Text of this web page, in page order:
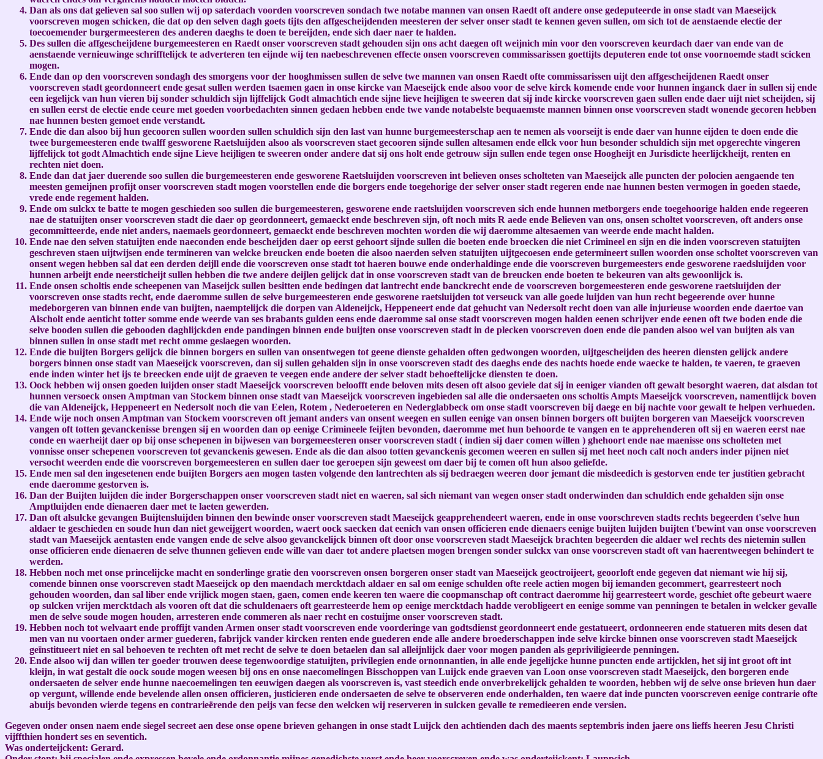
Dan als ons dat gelieven sal soo sullen wij op saterdach voorden voorscreven sondach twe notabe mannen van onsen Raedt oft andere onse gedeputeerde in onse stadt van Maeseijck
voorscreven mogen schicken, die dat op den selven dagh goets tijts den affgescheijdenden meesteren der selver onser stadt te kennen geven sullen, om sich tot de aenstaende electie der
toecoemender burgermeesteren des anderen daeghs te doen te bereijden, ende sich daer naer te halden.
Des sullen die affgescheijdene burgemeesteren en Raedt onser voorscreven stadt gehouden sijn ons acht daegen oft weijnich min voor den voorscreven keurdach daer van ende van de
aenstaende vernieuwinge schrifftelijck te adverteren ten eijnde wij ten naebeschrevenen effecte onsen voorscreven commissarissen goettijts deputeren ende tot onse voornoemde stadt scicken
mogen.
Ende dan op den voorscreven sondagh des smorgens voor der hooghmissen sullen de selve twe mannen van onsen Raedt ofte commissarissen uijt den affgescheijdenen Raedt onser
voorscreven stadt geordonneert ende gesat sullen werden tsaemen gaen in onse kircke van Maeseijck ende alsoo voor de selve kirck komende ende voor hunnen inganck daer in sullen sij ende
een iegelijck van hun vieren bij sonder schuldich sijn lijffelijck Godt almachtich ende sijne lieve heijligen te sweeren dat sij inde kircke voorscreven gaen sullen ende daer uijt niet scheijden, sij
en sullen eerst de electie ende ceure met goeden voorbedachten sinnen gedaen hebben ende twe vande notabelste bequaemste mannen binnen onse voorscreven stadt wonende gecoren hebben
nae hunnen besten gemoet ende verstandt.
Ende die dan alsoo bij hun gecooren sullen woorden sullen schuldich sijn den last van hunne burgemeesterschap aen te nemen als voorseijt is ende daer van hunne eijden te doen ende die
twee burgemeesteren ende twalff gesworene Raetsluijden alsoo als voorscreven staet gecooren sijnde sullen altesamen ende ellck voor hun besonder schuldich sijn met opgerechte vingeren
lijffelijck tot godt Almachtich ende sijne Lieve heijligen te sweeren onder andere dat sij ons holt ende getrouw sijn sullen ende tegen onse Hoogheijt en Jurisdicte heerlijckheijt, renten en
rechten niet doen.
Ende dan dat jaer duerende soo sullen die burgemeesteren ende gesworene Raetsluijden voorscreven int believen onses scholteten van Maeseijck alle puncten der polocien aengaende ten
meesten gemeijnen profijt onser voorscreven stadt mogen voorstellen ende die borgers ende toegehorige der selver onser stadt regeren ende nae hunnen besten vermogen in goeden staede,
vrede ende regement halden.
Ende om sulckx te batte te mogen geschieden soo sullen die burgemeesteren, gesworene ende raetsluijden voorscreven sich ende hunnen metborgers ende toegehoorige halden ende regeeren
nae de statuijten onser voorscreven stadt die daer op geordonneert, gemaeckt ende beschreven sijn, oft noch mits R aede ende Believen van ons, onsen scholtet voorscreven, oft anders onse
gecommitteerde, ende niet anders, naemaels geordonneert, gemaeckt ende beschreven mochten worden die wij daeromme altesaemen van weerde ende macht halden.
Ende nae den selven statuijten ende naeconden ende bescheijden daer op eerst gehoort sijnde sullen die boeten ende broecken die niet Crimineel en sijn en die inden voorscreven statuijten
geschreven staen uijtwijsen ende termineren van welcke breucken ende boeten die alsoo naerden selven statuijten uijtgecoesen ende getermineert sullen woorden onse scholtet voorscreven van
onsent wegen hebben sal dat een derden deijll ende die voorscreven onse stadt tot haeren bouwe ende onderhaldinge ende die voorscreven burgemeesters ende gesworene raedsluijden voor
hunnen arbeijt ende neersticheijt sullen hebben die twe andere deijlen gelijck dat in onse voorscreven stadt van de breucken ende boeten te bekeuren van alts gewoonlijck is.
Ende onsen scholtis ende scheepenen van Maseijck sullen besitten ende bedingen dat lantrecht ende banckrecht ende de voorscreven borgemeesteren ende gesworene raetsluijden der
voorscreven onse stadts recht, ende daeromme sullen de selve burgemeesteren ende gesworene raetsluijden tot verseuck van alle goede luijden van hun recht begeerende over hunne
medeborgeren van binnen ende van buijten, naemptelijck die dorpen van Aldeneijck, Heppeneert ende dat gehucht van Nedersolt recht doen van alle injurieuse woorden ende daertoe van
Alscholt ende aenticht totter somme ende weerde van ses brabants gulden eens ende daeromme sal onse stadt voorscreven mogen halden eenen schrijver ende eenen oft twe boden ende die
selve booden sullen die gebooden daghlijckden ende pandingen binnen ende buijten onse voorscreven stadt in de plecken voorscreven doen ende die panden alsoo wel van buijten als van
binnen sullen in onse stadt met recht omme geslaegen woorden.
Ende die buijten Borgers gelijck die binnen borgers en sullen van onsentwegen tot geene dienste gehalden often gedwongen woorden, uijtgescheijden des heeren diensten gelijck andere
borgers binnen onse stadt van Maeseijck voorscreven, dan sij sullen gehalden sijn in onse voorscreven stadt des daeghs ende des nachts hoede ende waecke te halden, te vaeren, te graeven
ende inden winter het ijs te breecken ende uijt de graeven te veegen ende andere der selver stadt behoeftelijcke diensten te doen.
Oock hebben wij onsen goeden luijden onser stadt Maeseijck voorscreven beloofft ende beloven mits desen oft alsoo geviele dat sij in eeniger vianden oft gewalt besorght waeren, dat alsdan tot
hunnen versoeck onsen Amptman van Stockem binnen onse stadt van Maeseijck voorscreven ingebieden sal alle die ondersaeten ons scholtis Ampts Maeseijck voorscreven, namentlijck boven
die van Aldeneijck, Heppeneert en Nedersolt noch die van Eelen, Rotem , Nederoeteren en Nederglabbeck om onse stadt voorscreven bij daege en bij nachte voor gewalt te helpen verhueden.
Ende wije noch onsen Amptman van Stockem voorscreven oft jemant anders van onsent weegen en sullen eenige van onsen binnen borgers oft buijten borgeren van Maeseijck voorscreven
vangen oft totten gevanckenisse brengen sij en woorden dan op eenige Crimineele feijten bevonden, daeromme met hun behoorde te vangen en te apprehenderen oft sij en waeren eerst nae
conde en waerheijt daer op bij onse schepenen in bijwesen van borgemeesteren onser voorscreven stadt ( indien sij daer comen willen ) ghehoort ende nae maenisse ons scholteten met
vonnisse onser schepenen voorscreven tot gevanckenis gewesen. Ende als die dan alsoo totten gevanckenis gecomen weeren en sullen sij met heet noch calt noch anders inder pijnen niet
versocht weerden ende die voorscreven borgemeesteren en sullen daer toe geroepen sijn geweest om daer bij te comen oft hun alsoo geliefde.
Ende men sal den ingesetenen ende buijten Borgers aen mogen tasten volgende den lantrechten als sij bedraegen weeren door jemant die misdeedich is gestorven ende ter justitien gebracht
ende daeromme gestorven is.
Dan der Buijten luijden die inder Borgerschappen onser voorscreven stadt niet en waeren, sal sich niemant van wegen onser stadt onderwinden dan schuldich ende gehalden sijn onse
Amptluijden ende dienaeren daer met te laeten gewerden.
Dan oft alsulcke gevangen Buijtensluijden binnen den bewinde onser voorscreven stadt Maeseijck geapprehendeert waeren, ende in onse voorschreven stadts rechts begeerden t'selve hun
aldaer te geschieden en soude hun dan niet geweijgert woorden, waert oock saecken dat eenich van onsen officieren ende dienaers eenige buijten luijden buijten t'bewint van onse voorscreven
stadt van Maeseijck aentasten ende vangen ende de selve alsoo gevanckelijck binnen oft door onse voorscreven stadt Maeseijck brachten begeerden die aldaer wel rechts des nietemin sullen
onse officieren ende dienaeren de selve thunnen gelieven ende wille van daer tot andere plaetsen mogen brengen sonder sulckx van onse voorscreven stadt oft van haerentweegen behindert te
werden.
Hebben noch met onse princelijcke macht en sonderlinge gratie den voorscreven onsen borgeren onser stadt van Maeseijck geoctroijeert, geoorloft ende gegeven dat niemant wie hij sij,
comende binnen onse voorscreven stadt Maeseijck op den maendach mercktdach aldaer en sal om eenige schulden ofte reele actien mogen bij iemanden gecommert, gearresteert noch
gehouden woorden, dan sal liber ende vrijlick mogen staen, gaen, comen ende keeren ten waere die coopmanschap oft contract daeromme hij gearresteert worde, geschiet ofte gebeurt waere
op sulcken vrijen mercktdach als vooren oft dat die schuldenaers oft gearresteerde hem op eenige mercktdach hadde verobligeert en eenige somme van penningen te betalen in welcker gevalle
men de selve soude mogen houden, arresteren ende commeren als naer recht en costuijme onser voorscreven stadt.
Hebben noch tot welvaart ende proffijt vanden Armen onser stadt voorscreven ende voorderinge van godtsdienst geordonneert ende gestatueert, ordonneeren ende statueren mits desen dat
men van nu voortaen onder armer guederen, fabrijck vander kircken renten ende guederen ende alle andere broederschappen inde selve kircke binnen onse voorscreven stadt Maeseijck
geïnstitueert niet en sal behoeven te rechten oft met recht de selve te doen betaelen dan sal alleijnlijck daer voor mogen panden als gepriviligieerde penningen.
Ende alsoo wij dan willen ter goeder trouwen deese tegenwoordige statuijten, privilegien ende ornonnantien, in alle ende jegelijcke hunne puncten ende artijcklen, het sij int groot oft int
kleijn, in wat gestalt die oock soude mogen weesen bij ons en onse naecomelingen Bisschoppen van Luijck ende graeven van Loon onse voorscreven stadt Maeseijck, den borgeren ende
ondersaeten de selver ende hunne naecoemelingen ten eeuwigen daegen als voorscreven is, vast steedich ende onverbrekelijck gehalden te woorden, hebben wij de selve onse brieven hun daer
op vergunt, willende ende bevelende allen onsen officieren, justicieren ende ondersaeten de selve te observeren ende onderhalden, ten waere dat inde puncten voorscreven eenige contrarie ofte
abuijs bevonden wierde tegens en contrarieërende den peijs van fecse den welcken wij reserveren in sulcken gevalle te remedieeren ende versien.
Gegeven onder onsen naem ende siegel secreet aen dese onse opene brieven gehangen in onse stadt Luijck den achtienden dach des maents septembris inden jaere ons lieffs heeren Jesu Christi
vijffthien hondert ses en seventich.
Was onderteijckent: Gerard.